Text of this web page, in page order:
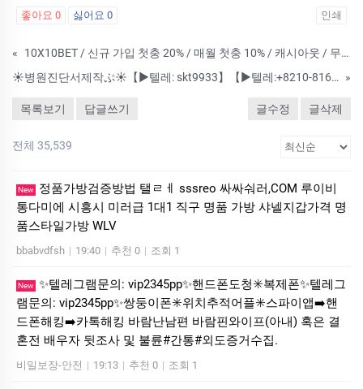
좋아요 0 싫어요 0 인쇄
«
10X10BET / 신규 가입 첫충 20% / 매월 첫충 10% / 캐시아웃 / 무제재
☀병원진단서제작ぷ☀【▶텔레: skt9933】【▶텔레:+8210-8165-4934】 ル졸업증명서위조,혼인관계증명서위조,졸업증명서제작☀ 제적등본위조 【▶텔레: skt9933】【▶텔레:+8210-8165-4934】 ※공무원증위조 ™성 »
목록보기 답글쓰기 글수정 글삭제
전체 35,539
New
정품가방검증방법 탤ㄹㅔ sssreo 싸싸숴러,COM 루이비
통다미에 시흥시 미러급 1대1 직구 명품 가방 샤넬지갑가격 명
품스타일가방 WLV
bbabvdfsh | 19:40 | 추천 0 | 조회 1
New ✨텔레그램문의: vip2345pp✨핸드폰도청✳️복제폰✨텔레그
램문의: vip2345pp✨쌍둥이폰✳️위치추적어플✳️스파이앱➡️핸
드폰해킹➡️카톡해킹 바람난남편 바람핀와이프(아내) 혹은 결
혼전 배우자 뒷조사 및 불륜#간통#외도증거수집.
비밀보장-안전 | 19:13 | 추천 0 | 조회 1